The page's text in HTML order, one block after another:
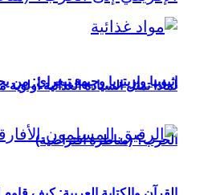
إثيوبيا وإريتريا وجبهة تيغراي: من
الحرب؟ (مناظرة افتراضية)
لماذا تمثل السيادة الغذائية